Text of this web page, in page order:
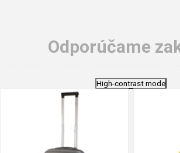
Odporúčame
High-contrast mode